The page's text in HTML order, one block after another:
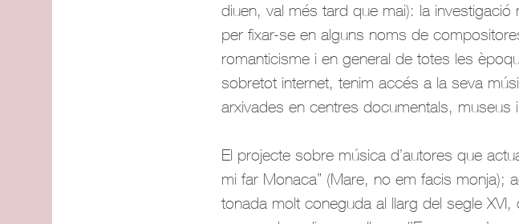
diuen, val més tard que mai): la
per fixar-se en alguns noms de
romanticisme i en general de totes les
sobretot internet, tenim accés a la seva
arxivades en centres documentals,
El projecte sobre música d’autores que
mi far Monaca” (Mare, no em facis monja);
tonada molt coneguda al llarg del segle